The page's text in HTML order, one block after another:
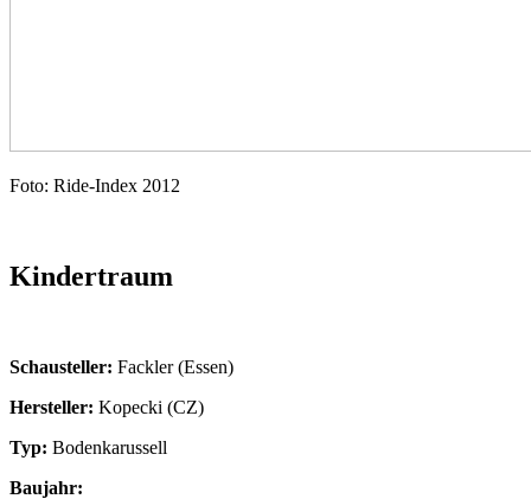
Foto: Ride-Index 2012
Kindertraum
Schausteller: Fackler (Essen)
Hersteller: Kopecki (CZ)
Typ: Bodenkarussell
Baujahr: